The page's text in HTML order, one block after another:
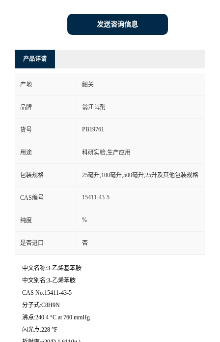
发送咨询信息
产品详请
产地 韶关
品牌 翁江试剂
货号 PB19761
用途 科研实验,生产应用
包装规格 25毫升,100毫升,500毫升,25升及其他包装规格
CAS编号 15411-43-5
纯度 %
是否进口 否
中文名称:3-乙烯基苯胺
中文别名:3-乙烯苯胺
CAS No:15411-43-5
分子式:C8H9N
沸点:240.4 °C at 760 mmHg
闪光点:228 °F